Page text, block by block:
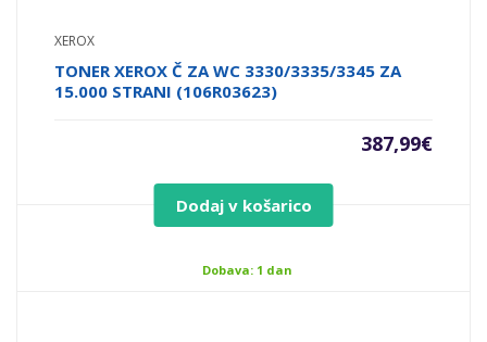
XEROX
TONER XEROX Č ZA WC 3330/3335/3345 ZA
15.000 STRANI (106R03623)
387,99€
Dodaj v košarico
Dobava: 1 dan